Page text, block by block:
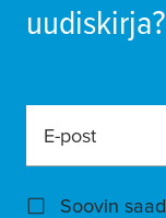
uudiskirja?
E-post
Soovin